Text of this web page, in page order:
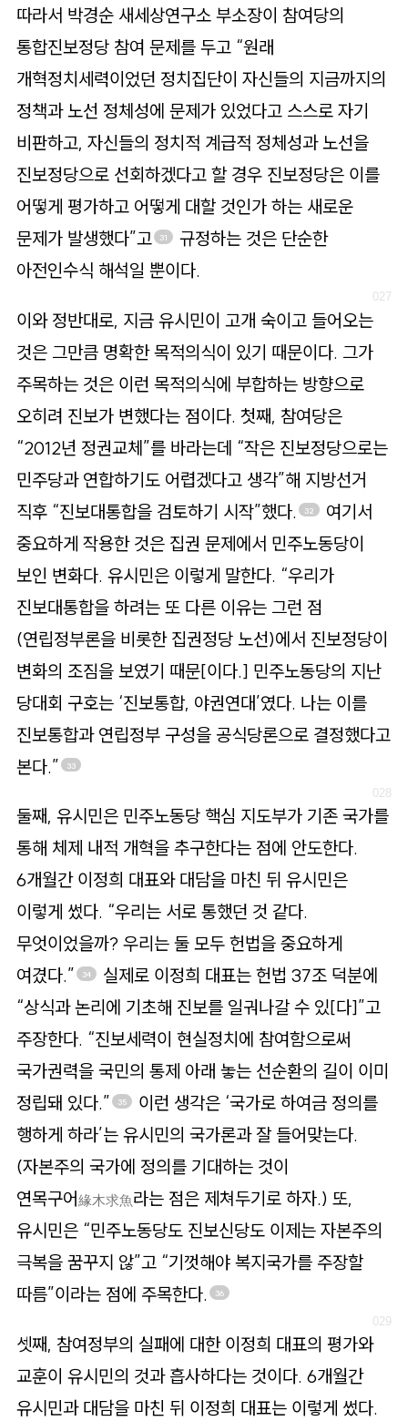
따라서 박경순 새세상연구소 부소장이 참여당의
통합진보정당 참여 문제를 두고 “원래
개혁정치세력이었던 정치집단이 자신들의 지금까지의
정책과 노선 정체성에 문제가 있었다고 스스로 자기
비판하고, 자신들의 정치적 계급적 정체성과 노선을
진보정당으로 선회하겠다고 할 경우 진보정당은 이를
어떻게 평가하고 어떻게 대할 것인가 하는 새로운
문제가 발생했다”고
31
규정하는 것은 단순한
아전인수식 해석일 뿐이다.
이와 정반대로, 지금 유시민이 고개 숙이고 들어오는
것은 그만큼 명확한 목적의식이 있기 때문이다. 그가
주목하는 것은 이런 목적의식에 부합하는 방향으로
오히려 진보가 변했다는 점이다. 첫째, 참여당은
“2012년 정권교체”를 바라는데 “작은 진보정당으로는
민주당과 연합하기도 어렵겠다고 생각”해 지방선거
직후 “진보대통합을 검토하기 시작”했다.
32
여기서
중요하게 작용한 것은 집권 문제에서 민주노동당이
보인 변화다. 유시민은 이렇게 말한다. “우리가
진보대통합을 하려는 또 다른 이유는 그런 점
(연립정부론을 비롯한 집권정당 노선)에서 진보정당이
변화의 조짐을 보였기 때문[이다.] 민주노동당의 지난
당대회 구호는 ‘진보통합, 야권연대’였다. 나는 이를
진보통합과 연립정부 구성을 공식당론으로 결정했다고
본다.”
33
둘째, 유시민은 민주노동당 핵심 지도부가 기존 국가를
통해 체제 내적 개혁을 추구한다는 점에 안도한다.
6개월간 이정희 대표와 대담을 마친 뒤 유시민은
이렇게 썼다. “우리는 서로 통했던 것 같다.
무엇이었을까? 우리는 둘 모두 헌법을 중요하게
여겼다.”
34
실제로 이정희 대표는 헌법 37조 덕분에
“상식과 논리에 기초해 진보를 일궈나갈 수 있[다]”고
주장한다. “진보세력이 현실정치에 참여함으로써
국가권력을 국민의 통제 아래 놓는 선순환의 길이 이미
정립돼 있다.”
35
이런 생각은 ‘국가로 하여금 정의를
행하게 하라’는 유시민의 국가론과 잘 들어맞는다.
(자본주의 국가에 정의를 기대하는 것이
연목구어緣木求魚라는 점은 제쳐두기로 하자.) 또,
유시민은 “민주노동당도 진보신당도 이제는 자본주의
극복을 꿈꾸지 않”고 “기껏해야 복지국가를 주장할
따름”이라는 점에 주목한다.
36
셋째, 참여정부의 실패에 대한 이정희 대표의 평가와
교훈이 유시민의 것과 흡사하다는 것이다. 6개월간
유시민과 대담을 마친 뒤 이정희 대표는 이렇게 썼다.